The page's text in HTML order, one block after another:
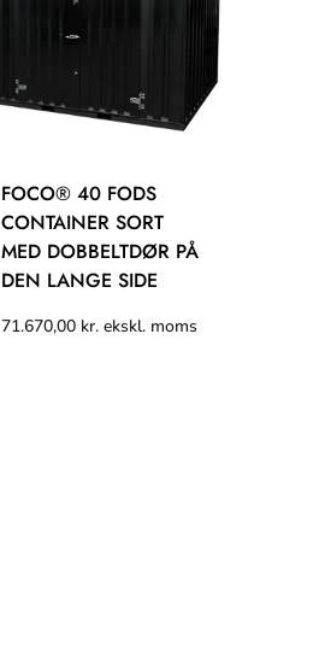
FOCO® 40 FODS
CONTAINER SORT
MED DOBBELTDØR PÅ
DEN LANGE SIDE
71.670,00 kr.ekskl. moms